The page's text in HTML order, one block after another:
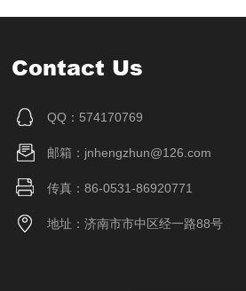
Contact Us
QQ：574170769
邮箱：jnhengzhun@126.com
传真：86-0531-86920771
地址：济南市市中区经一路88号